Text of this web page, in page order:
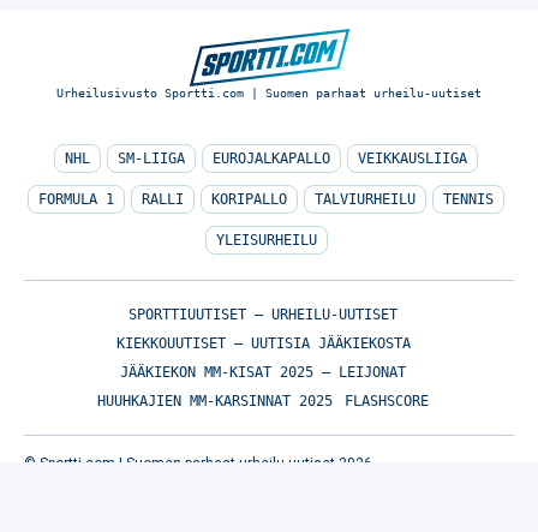
Urheilusivusto Sportti.com | Suomen parhaat urheilu-uutiset
NHL SM-LIIGA EUROJALKAPALLO VEIKKAUSLIIGA
FORMULA 1 RALLI KORIPALLO TALVIURHEILU TENNIS
YLEISURHEILU
SPORTTIUUTISET – URHEILU-UUTISET
KIEKKOUUTISET – UUTISIA JÄÄKIEKOSTA
JÄÄKIEKON MM-KISAT 2025 – LEIJONAT
HUUHKAJIEN MM-KARSINNAT 2025
FLASHSCORE
© Sportti.com | Suomen parhaat urheilu-uutiset 2026